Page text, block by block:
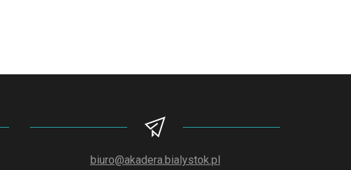
biuro@akadera.bialystok.pl